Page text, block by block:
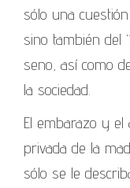
sólo una
sino también del
seno, así como
la sociedad.
El embarazo y
privada de la
sólo se le